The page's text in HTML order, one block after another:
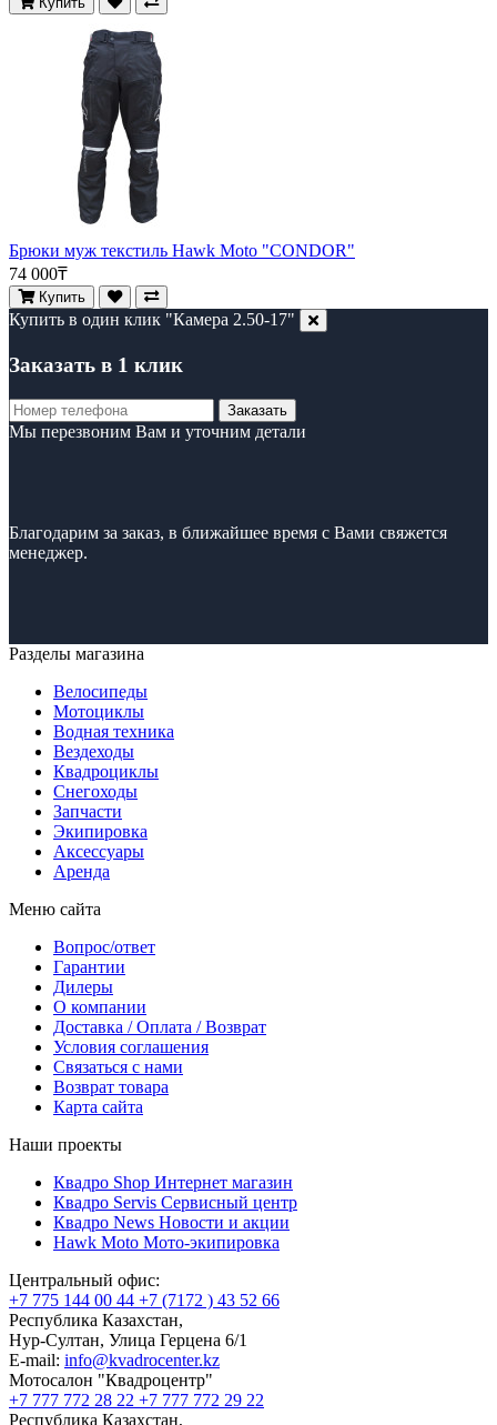
Брюки муж текстиль Hawk Moto "CONDOR"
74 000₸
Купить
Купить в один клик "Камера 2.50-17"
Заказать в 1 клик
Заказать
Мы перезвоним Вам и уточним детали
Благодарим за заказ, в ближайшее время с Вами свяжется
менеджер.
Разделы магазина
Велосипеды
Мотоциклы
Водная техника
Вездеходы
Квадроциклы
Снегоходы
Запчасти
Экипировка
Аксессуары
Аренда
Меню сайта
Вопрос/ответ
Гарантии
Дилеры
О компании
Доставка / Оплата / Возврат
Условия соглашения
Связаться с нами
Возврат товара
Карта сайта
Наши проекты
Квадро Shop Интернет магазин
Квадро Servis Сервисный центр
Квадро News Новости и акции
Hawk Moto Мото-экипировка
Центральный офис:
+7 775 144 00 44 +7 (7172 ) 43 52 66
Республика Казахстан,
Нур-Султан, Улица Герцена 6/1
E-mail: info@kvadrocenter.kz
Мотосалон "Квадроцентр"
+7 777 772 28 22 +7 777 772 29 22
Республика Казахстан,